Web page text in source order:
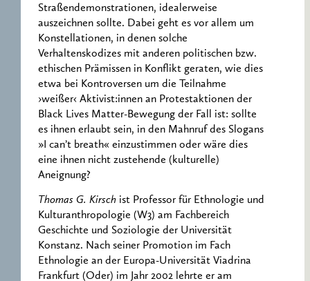
Straßendemonstrationen, idealerweise
auszeichnen sollte. Dabei geht es vor allem um
Konstellationen, in denen solche
Verhaltenskodizes mit anderen politischen bzw.
ethischen Prämissen in Konflikt geraten, wie dies
etwa bei Kontroversen um die Teilnahme
›weißer‹ Aktivist:innen an Protestaktionen der
Black Lives Matter-Bewegung der Fall ist: sollte
es ihnen erlaubt sein, in den Mahnruf des Slogans
»I can’t breath« einzustimmen oder wäre dies
eine ihnen nicht zustehende (kulturelle)
Aneignung?
Thomas G. Kirsch ist Professor für Ethnologie und
Kulturanthropologie (W3) am Fachbereich
Geschichte und Soziologie der Universität
Konstanz. Nach seiner Promotion im Fach
Ethnologie an der Europa-Universität Viadrina
Frankfurt (Oder) im Jahr 2002 lehrte er am